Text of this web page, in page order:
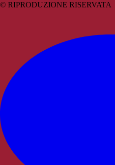
© RIPRODUZIONE RISERVATA